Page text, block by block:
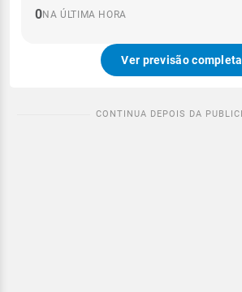
0NA ÚLTIMA HORA
Ver previsão completa